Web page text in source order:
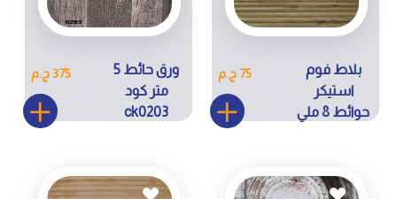
بلاط فوم
استيكر
حوائط 8 ملي
75 ج.م
ورق حائط 5
متر كود
ck0203
375 ج.م